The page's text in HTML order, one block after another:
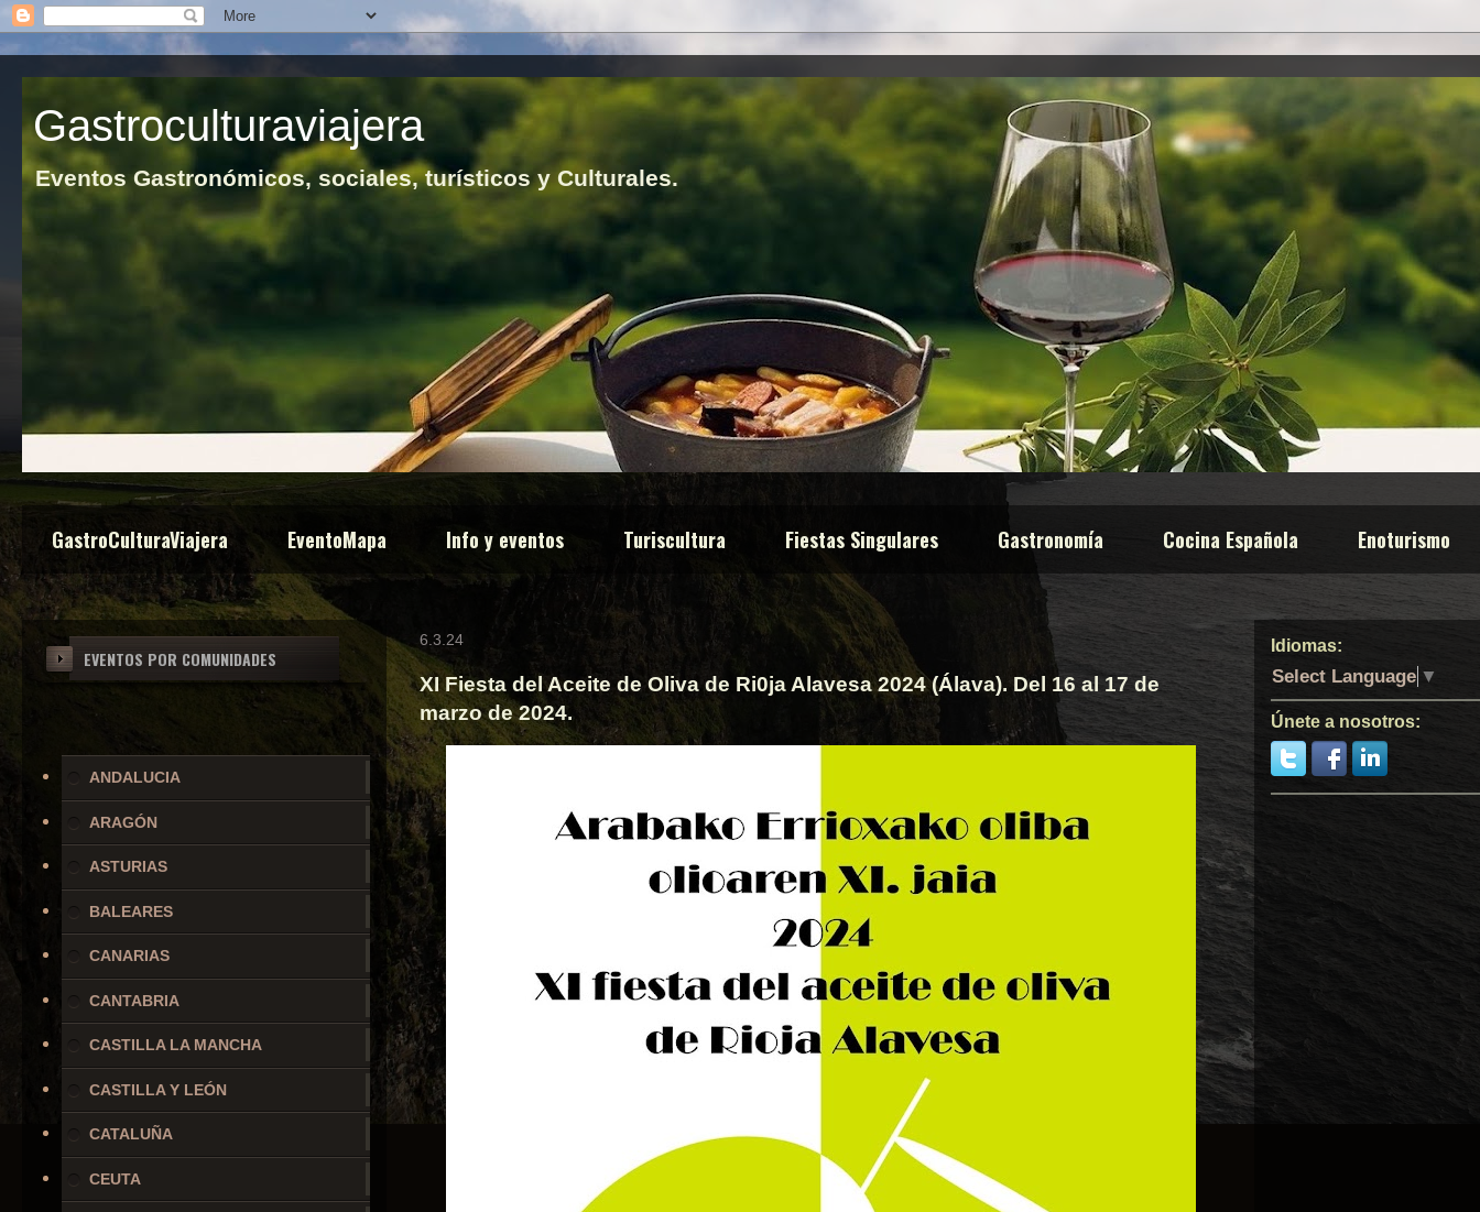
Gastroculturaviajera
Eventos Gastronómicos, sociales, turísticos y Culturales.
GastroCulturaViajera EventoMapa Info y eventos Turiscultura Fiestas Singulares Gastronomía Cocina Española Enoturismo
6.3.24
XI Fiesta del Aceite de Oliva de Ri0ja Alavesa 2024 (Álava). Del 16 al 17 de
marzo de 2024.
EVENTOS POR COMUNIDADES
ANDALUCIA
ARAGÓN
ASTURIAS
BALEARES
CANARIAS
CANTABRIA
CASTILLA LA MANCHA
CASTILLA Y LEÓN
CATALUÑA
CEUTA
Idiomas:
Select Language ▼
Únete a nosotros: